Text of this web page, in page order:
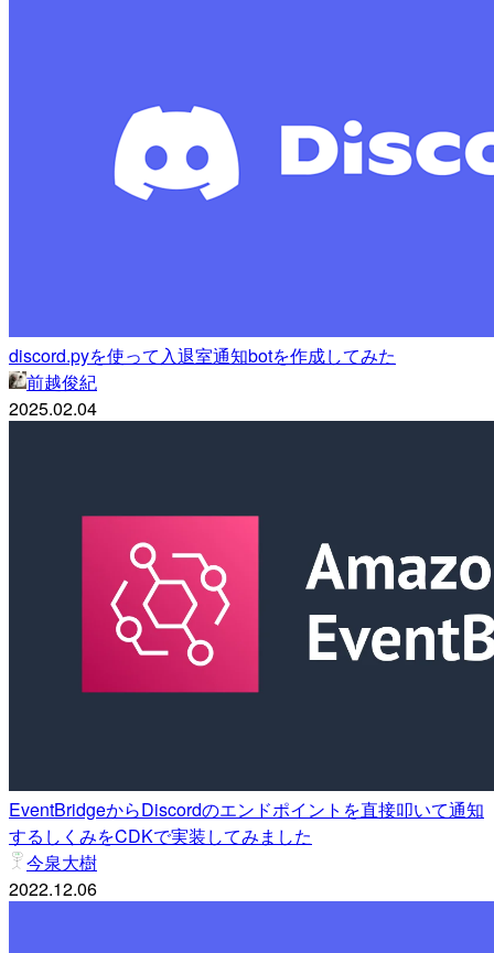
discord.pyを使って入退室通知botを作成してみた
前越俊紀
2025.02.04
EventBridgeからDiscordのエンドポイントを直接叩いて通知
するしくみをCDKで実装してみました
今泉大樹
2022.12.06